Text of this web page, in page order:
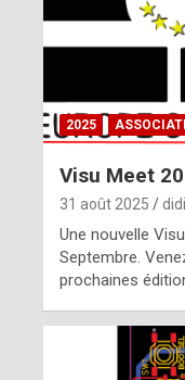
2025
Visu Meet
31 août 2025
Une nouvelle
Septembre.
prochaines